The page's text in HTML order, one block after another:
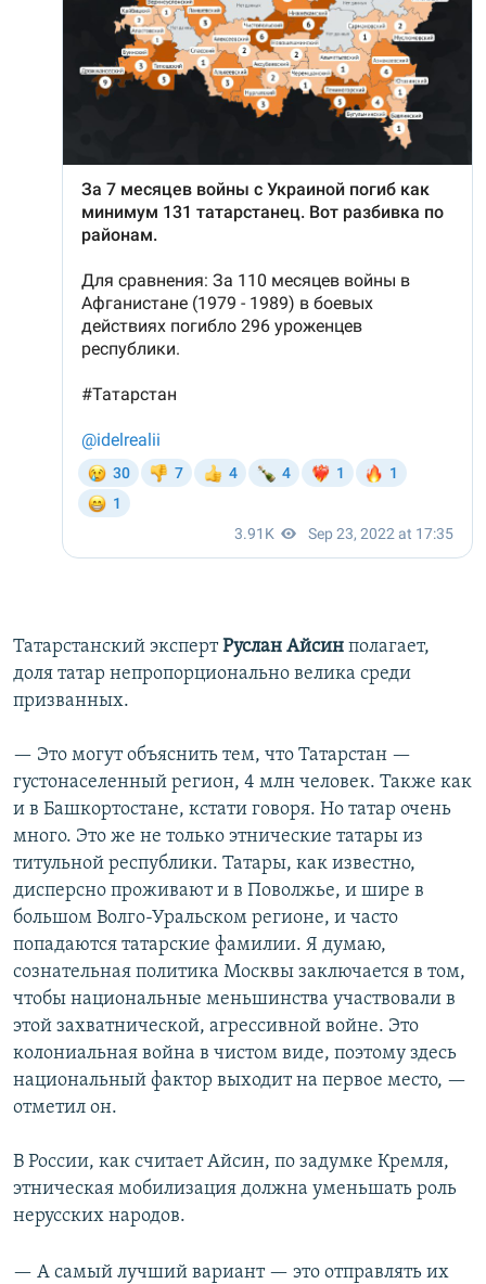
Татарстанский экспертРуслан Айсин полагает,
доля татар непропорционально велика среди
призванных.
— Это могут объяснить тем, что Татарстан —
густонаселенный регион, 4 млн человек. Также как
и в Башкортостане, кстати говоря. Но татар очень
много. Это же не только этнические татары из
титульной республики. Татары, как известно,
дисперсно проживают и в Поволжье, и шире в
большом Волго-Уральском регионе, и часто
попадаются татарские фамилии. Я думаю,
сознательная политика Москвы заключается в том,
чтобы национальные меньшинства участвовали в
этой захватнической, агрессивной войне. Это
колониальная война в чистом виде, поэтому здесь
национальный фактор выходит на первое место, —
отметил он.
В России, как считает Айсин, по задумке Кремля,
этническая мобилизация должна уменьшать роль
нерусских народов.
— А самый лучший вариант — это отправлять их